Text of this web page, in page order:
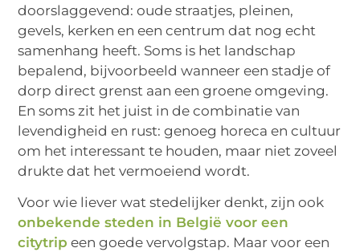
doorslaggevend: oude straatjes, pleinen,
gevels, kerken en een centrum dat nog echt
samenhang heeft. Soms is het landschap
bepalend, bijvoorbeeld wanneer een stadje of
dorp direct grenst aan een groene omgeving.
En soms zit het juist in de combinatie van
levendigheid en rust: genoeg horeca en cultuur
om het interessant te houden, maar niet zoveel
drukte dat het vermoeiend wordt.
Voor wie liever wat stedelijker denkt, zijn ook
onbekende steden in België voor een
citytrip een goede vervolgstap. Maar voor een